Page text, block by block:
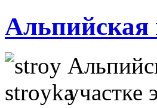
Альпийская
участке